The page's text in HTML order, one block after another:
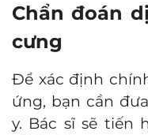
Chẩn đoán
cưng
Để xác định
ứng, bạn cần
y. Bác sĩ sẽ tiến